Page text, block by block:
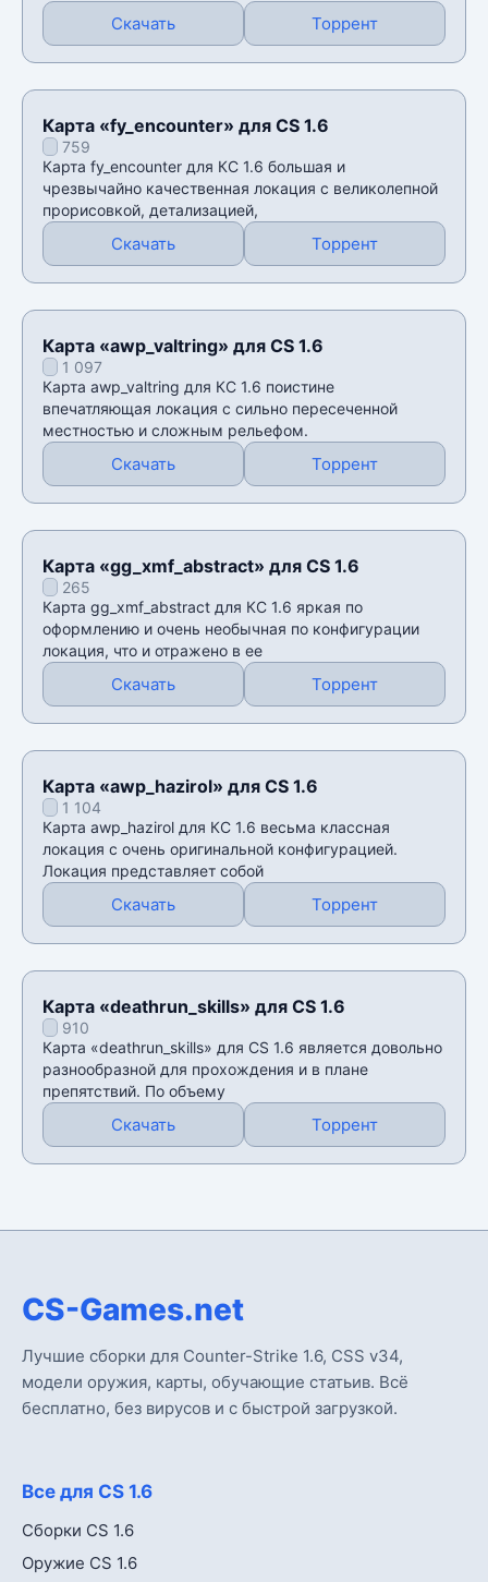
Скачать Торрент
Карта «fy_encounter» для CS 1.6
759
Карта fy_encounter для КС 1.6 большая и
чрезвычайно качественная локация с великолепной
прорисовкой, детализацией,
Скачать Торрент
Карта «awp_valtring» для CS 1.6
1 097
Карта awp_valtring для КС 1.6 поистине
впечатляющая локация с сильно пересеченной
местностью и сложным рельефом.
Скачать Торрент
Карта «gg_xmf_abstract» для CS 1.6
265
Карта gg_xmf_abstract для КС 1.6 яркая по
оформлению и очень необычная по конфигурации
локация, что и отражено в ее
Скачать Торрент
Карта «awp_hazirol» для CS 1.6
1 104
Карта awp_hazirol для КС 1.6 весьма классная
локация с очень оригинальной конфигурацией.
Локация представляет собой
Скачать Торрент
Карта «deathrun_skills» для CS 1.6
910
Карта «deathrun_skills» для CS 1.6 является довольно
разнообразной для прохождения и в плане
препятствий. По объему
Скачать Торрент
CS-Games.net
Лучшие сборки для Counter-Strike 1.6, CSS v34,
модели оружия, карты, обучающие статьив. Всё
бесплатно, без вирусов и с быстрой загрузкой.
Все для CS 1.6
Сборки CS 1.6
Оружие CS 1.6